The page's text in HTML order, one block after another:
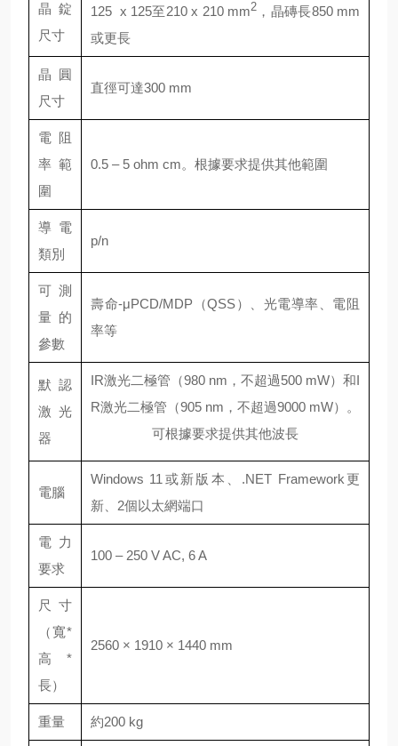
晶錠
尺寸
125 x 125至210 x 210 mm2， 晶磚長850 mm
或更長
晶圓
尺寸
直徑可達300 mm
電阻
率範
圍
0.5 – 5 ohm cm。根據要求提供其他範圍
導電
類別
p/n
可測
量的
參數
壽命-μPCD/MDP（QSS）、光電導率、電阻
率等
默認
激光
器
IR激光二極管（980 nm，不超過500 mW）和I
R激光二極管（905 nm，不超過9000 mW）。
可根據要求提供其他波長
電腦
Windows 11或新版本、.NET Framework更
新、2個以太網端口
電力
要求
100 – 250 V AC, 6 A
尺寸
（寬*
高*
長）
2560 × 1910 × 1440 mm
重量 約200 kg